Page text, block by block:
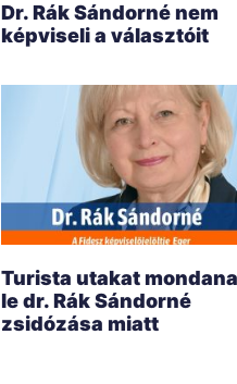
Dr. Rák Sándorné nem
képviseli a választóit
Turista utakat
le dr. Rák Sándorné
zsidózása miatt